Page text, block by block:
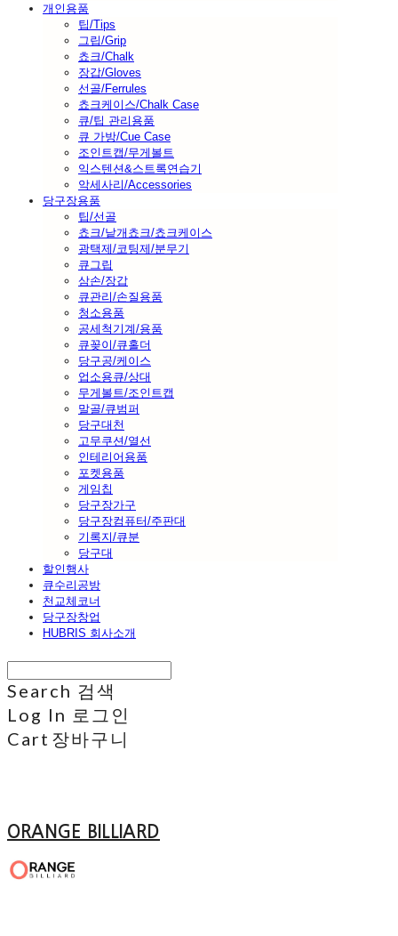
개인용품
팁/Tips
그립/Grip
쵸크/Chalk
장갑/Gloves
선골/Ferrules
쵸크케이스/Chalk Case
큐/팁 관리용품
큐 가방/Cue Case
조인트캡/무게볼트
익스텐션&스트록연습기
악세사리/Accessories
당구장용품
팁/선골
쵸크/낱개쵸크/쵸크케이스
광택제/코팅제/분무기
큐그립
삼손/장갑
큐관리/손질용품
청소용품
공세척기계/용품
큐꽂이/큐홀더
당구공/케이스
업소용큐/상대
무게볼트/조인트캡
말골/큐범퍼
당구대천
고무쿠션/열선
인테리어용품
포켓용품
게임칩
당구장가구
당구장컴퓨터/주판대
기록지/큐분
당구대
할인행사
큐수리공방
천교체코너
당구장창업
HUBRIS 회사소개
Search 검색
Log In 로그인
Cart 장바구니
ORANGE BILLIARD